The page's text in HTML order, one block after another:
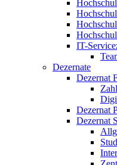
IT-
Dezernate
Dezernat
Dezernat
Dezernat